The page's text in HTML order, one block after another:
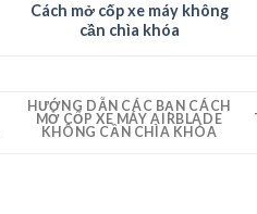
Cách mở cốp xe máy không
cần chìa khóa
HƯỚNG DẪN CÁC BẠN CÁCH
MỞ CỐP XE MÁY AIRBLADE
KHÔNG CẦN CHÌA KHÓA